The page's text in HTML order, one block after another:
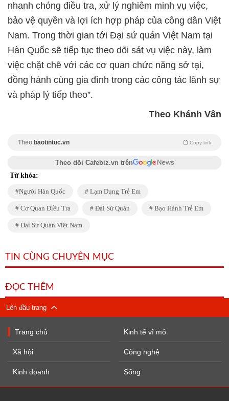
nhanh chóng điều tra, xử lý nghiêm minh vụ việc,
bảo vệ quyền và lợi ích hợp pháp của công dân Việt
Nam. Trong thời gian tới Đại sứ quán Việt Nam tại
Hàn Quốc sẽ tiếp tục theo dõi sát vụ việc này, làm
việc chặt chẽ với các cơ quan chức năng sở tại,
đồng hành cùng gia đình trong các công tác lãnh sự
và pháp lý tiếp theo”.
Theo Khánh Vân
Theo baotintuc.vn Copy link
Theo dõi Cafebiz.vn trên
Từ khóa:
Người Hàn Quốc Lạm Dụng Trẻ Em
Cơ Quan Điều Tra Đại Sứ Quán Bạo Hành Trẻ Em
Đại Sứ Quán Việt Nam
TIN CÙNG CHUYÊN MỤC
ĐỌC THÊM
Lên đầu trang
Trang chủ
Xã hội
Kinh doanh
Kinh tế vĩ mô
Công nghệ
Sống